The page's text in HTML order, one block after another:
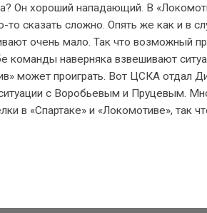
Он хороший нападающий. В
сказать сложно. Опять же как и в
очень мало. Так что возможный
команды наверняка взвешивают
может проиграть. Вот ЦСКА отдал
с Воробьевым и Пруцевым.
в «Спартаке» и «Локомотиве», так